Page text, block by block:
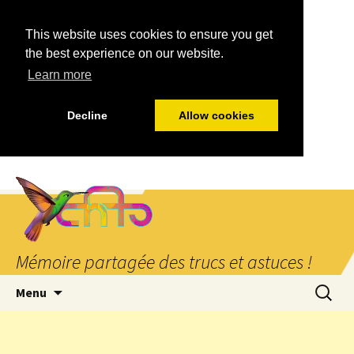
This website uses cookies to ensure you get
the best experience on our website.
Learn more
Decline Allow cookies
Mémoire partagée des trucs et astuces !
Menu